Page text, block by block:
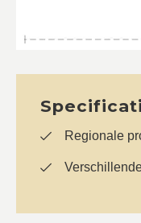
Regionale